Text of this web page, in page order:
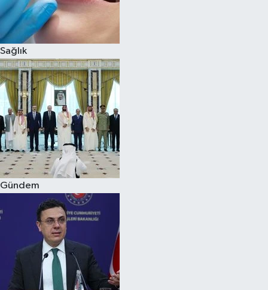
Sağlık
Gündem
Spor
Çocuk
Eğitim
Hava Durumu
Kadın
Kim kimdir?
Kültür Sanat
Sağlık